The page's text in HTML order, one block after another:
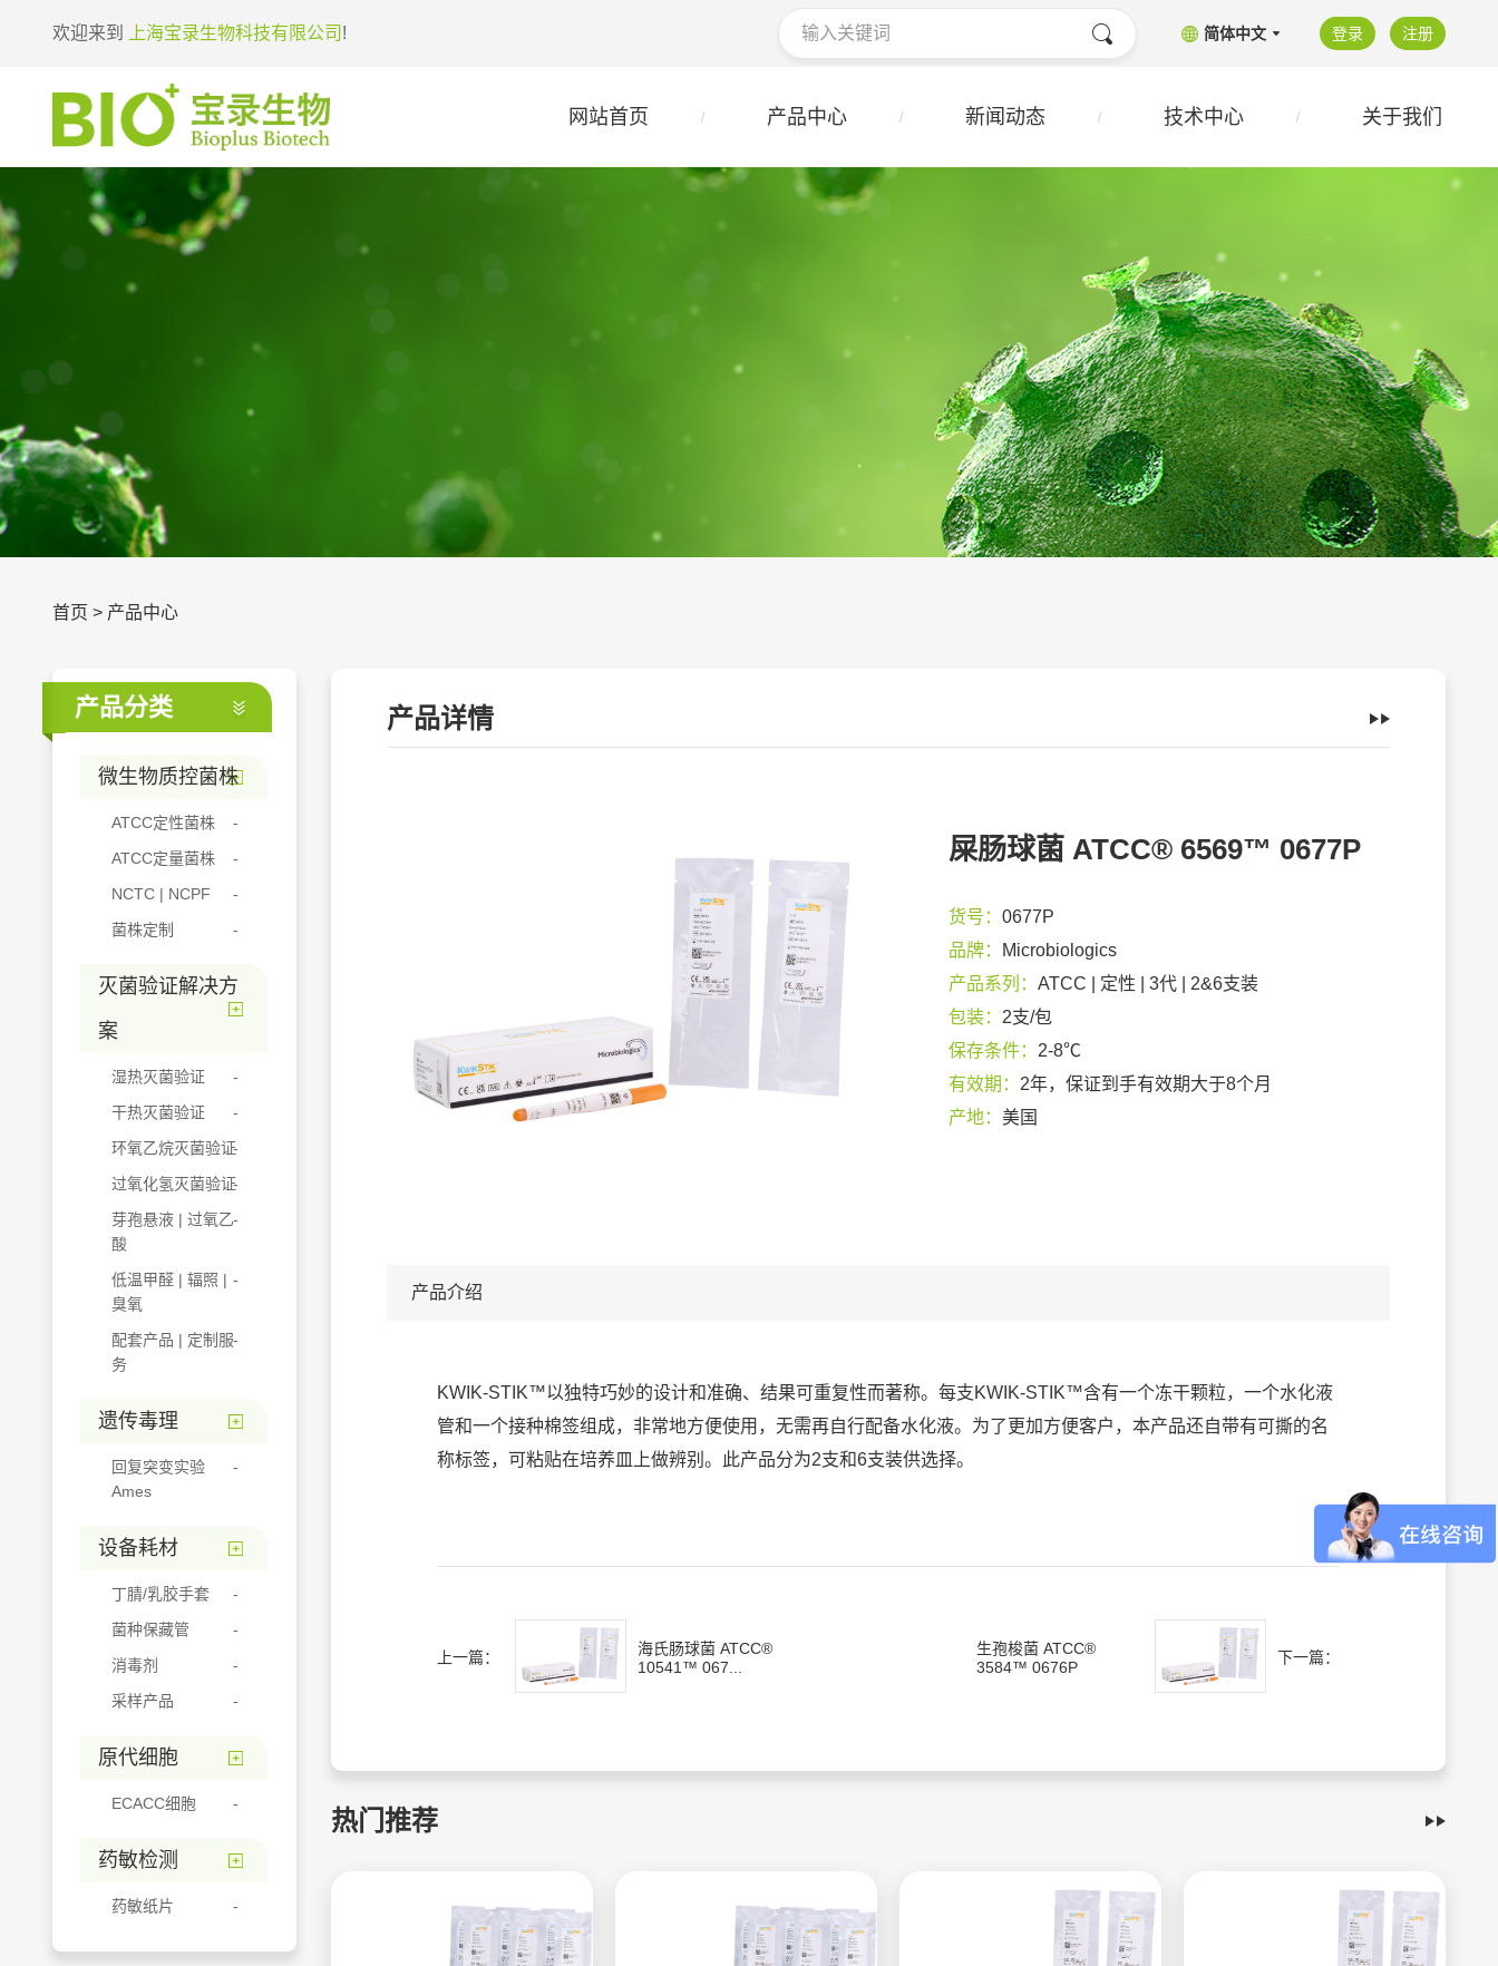
欢迎来到 上海宝录生物科技有限公司 ! 简体中文 登录 注册
网站首页 产品中心 新闻动态 技术中心 关于我们
首页 > 产品中心
产品分类
微生物质控菌株
ATCC定性菌株
ATCC定量菌株
NCTC | NCPF
菌株定制
灭菌验证解决方
案
湿热灭菌验证
干热灭菌验证
环氧乙烷灭菌验证
过氧化氢灭菌验证
芽孢悬液 | 过氧乙
酸
低温甲醛 | 辐照 |
臭氧
配套产品 | 定制服
务
遗传毒理
回复突变实验
Ames
设备耗材
丁腈/乳胶手套
菌种保藏管
消毒剂
采样产品
原代细胞
ECACC细胞
药敏检测
药敏纸片
产品详情
屎肠球菌 ATCC® 6569™ 0677P
货号： 0677P
品牌：
Microbiologics
产品系列： ATCC | 定性 | 3代 | 2&6支装
包装： 2支/包
保存条件： 2-8℃
有效期： 2年，保证到手有效期大于8个月
产地： 美国
产品介绍
KWIK-STIK™以独特巧妙的设计和准确、结果可重复性而著称。每支KWIK-STIK™含有一个冻干颗粒，一个水化液
管和一个接种棉签组成，非常地方便使用，无需再自行配备水化液。为了更加方便客户，本产品还自带有可撕的名
称标签，可粘贴在培养皿上做辨别。此产品分为2支和6支装供选择。
上一篇：
海氏肠球菌 ATCC®
10541™ 067...
生孢梭菌 ATCC®
3584™ 0676P
下一篇：
热门推荐